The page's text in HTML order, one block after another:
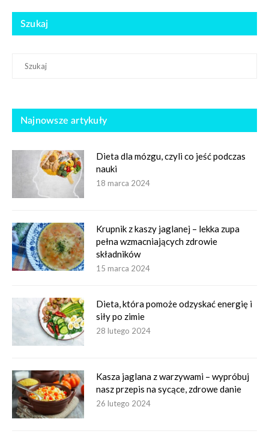
Szukaj
Najnowsze artykuły
Dieta dla mózgu, czyli co jeść podczas
nauki
18 marca 2024
Krupnik z kaszy jaglanej – lekka zupa
pełna wzmacniających zdrowie
składników
15 marca 2024
Dieta, która pomoże odzyskać energię i
siły po zimie
28 lutego 2024
Kasza jaglana z warzywami – wypróbuj
nasz przepis na sycące, zdrowe danie
26 lutego 2024